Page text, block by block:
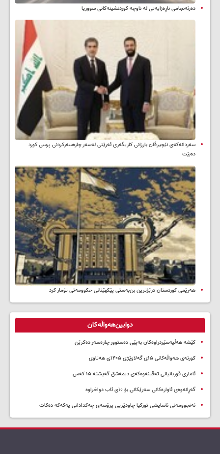
دەرئەنجامی ناڕەزایەتی لە ناوچە کوردنشینەکانی سووریا
سه‌ردانه‌کەی نێچیرڤان بارزانی كاریگه‌ری ئه‌رێنی له‌سه‌ر چاره‌سه‌ركردنی پرسی كورد
ده‌بێت
هەرێمی کوردستان درێژترین بن‌بەستی پێکهێنانی حکوومەتی تۆمار کرد
دوایین‌هەواڵەکان
کێشە هەڵپەسێردراوەکان بەپێی دەستوور چارەسەر دەکرێن
کورتەی هەواڵەکانی ۱۵ی گەلاوێژی ۱۴۰۵ی هەتاوی
ئاماری قوربانیانی تەقینەوەکەی دیمەشق گەیشتە ۱۵ کەس
گەڕانەوەی ئاوارەکانی سەرێکانی بۆ ۱۰ی ئاب دواخراوە
ئەنجوومەنی ئاسایشی تورکیا چاودێریی پرۆسەی چەکدادانی پەکەکە دەکات